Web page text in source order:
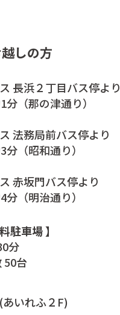
しの方
長浜２丁目バス停より
（那の津通り）
法務局前バス停より
（昭和通り）
赤坂門バス停より
（明治通り）
駐車場 】
分
50台
いれふ２F)